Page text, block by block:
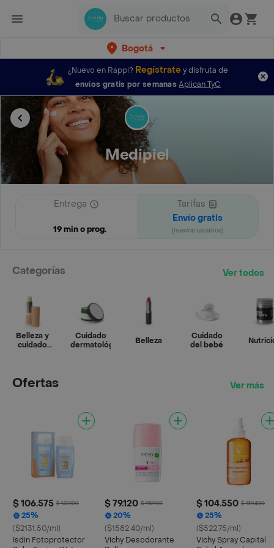
Bogotá
¿Nuevo en Rappi? Regístratey disfruta de
envíos gratis por semanas Aplican TyC
Medipiel
Entrega
19 min o prog.
Tarifas
Envío gratis
(nuevos usuarios)
Categorías Ver todos
Belleza y
cuidado
Cuidado
dermatológico
Belleza
Cuidado
del bebé
Ofertas Ver más
$ 106.575 $ 142.100
25%
($2131.50/ml)
Isdin Fotoprotector
$ 79.120 $ 98.900
20%
($1582.40/ml)
Vichy Desodorante
$ 104.550 $ 139.400
25%
($522.75/ml)
Vichy Spray Capital